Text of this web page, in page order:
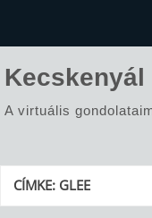
A virtuális
CÍMKE: GLEE